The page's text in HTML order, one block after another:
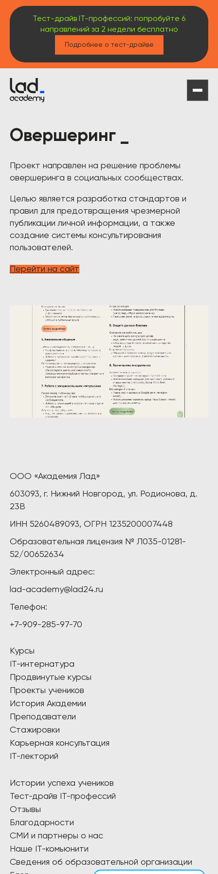
Тест-драйв IT-профессий: попробуйте 6
направлений за 2 недели бесплатно
Подробнее о тест-драйве
Овершеринг _
Проект направлен на решение проблемы
овершеринга в социальных сообществах.
Целью является разработка стандартов и
правил для предотвращения чрезмерной
публикации личной информации, а также
создание системы консультирования
пользователей.
Перейти на сайт
ООО «Академия Лад»
603093, г. Нижний Новгород, ул. Родионова, д.
23В
ИНН 5260489093, ОГРН 1235200007448
Образовательная лицензия № Л035-01281-
52/00652634
Электронный адрес:
lad-academy@lad24.ru
Телефон:
+7-909-285-97-70
Курсы
IT-интернатура
Продвинутые курсы
Проекты учеников
История Академии
Преподаватели
Стажировки
Карьерная консультация
IT-лекторий
Истории успеха учеников
Тест-драйв IT-профессий
Отзывы
Благодарности
СМИ и партнеры о нас
Наше IT-комьюнити
Сведения об образовательной организации